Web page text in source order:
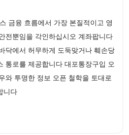
금융 흐름에서 가장 본질적이고 영
전뿐임을 각인하십시오 계좌팝니다
닥에서 허무하게 도둑맞거나 훼손당
통로를 제공합니다 대포통장구입 오
와 투명한 정보 오픈 철학을 토대로
니다